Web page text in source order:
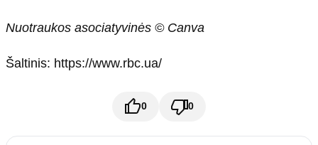
Nuotraukos asociatyvinės © Canva
Šaltinis: https://www.rbc.ua/
0 0